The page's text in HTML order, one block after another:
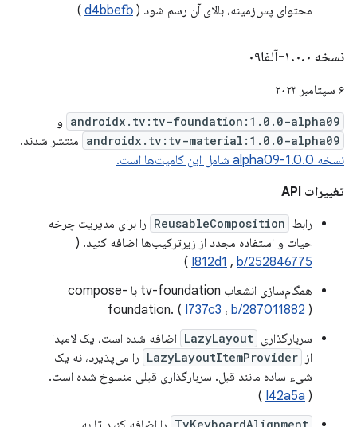
محتوای پس‌زمینه، بالای آن رسم شود ( d4bbefb
)
نسخه ۱ .۰.۰-آلفا۰۹
۶ سپتامبر ۲۰۲۳
androidx.tv:tv-foundation:1.0.0-alpha09 و
androidx.tv:tv-material:1.0.0-alpha09 منتشر شدند.
نسخه 1.0.0-alpha09 شامل این کامیت‌ها است.
تغییرات API
رابط ReusableComposition را برای مدیریت چرخه
حیات و استفاده مجدد از زیرترکیب‌ها اضافه کنید. (
I812d1 , b/252846775
)
همگام‌سازی انشعاب tv-foundation با compose-
foundation. ( I737c3 ، b/287011882 )
سربارگذاری LazyLayout اضافه شده است، یک لامبدا
از LazyLayoutItemProvider را می‌پذیرد، نه یک
شیء ساده مانند قبل. سربارگذاری قبلی منسوخ شده است.
(
I42a5a
)